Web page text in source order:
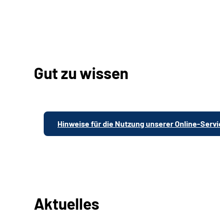
Gut zu wissen
Hinweise für die Nutzung unserer Online-
Aktuelles